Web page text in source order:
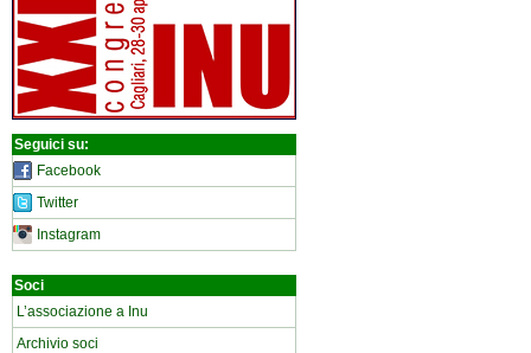
Seguici su:
Facebook
Twitter
Instagram
Soci
L’associazione a Inu
Archivio soci